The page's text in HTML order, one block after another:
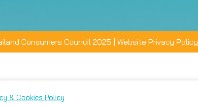
Consumers Council 2025 | Website Privacy Policy
& Cookies Policy
อกตั้งค่าความเป็นส่วนตัวได้